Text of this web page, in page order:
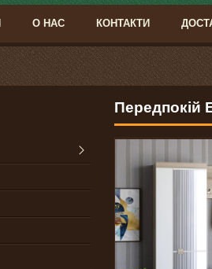
О НАС КОНТАКТИ
Передпокій